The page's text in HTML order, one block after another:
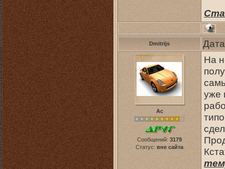
Dmitrijs
Ас
Сообщений: 3179
Статус: вне сайта
На
уже